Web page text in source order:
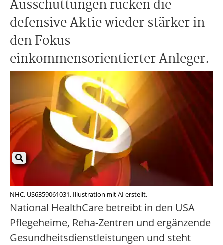
Ausschüttungen rücken die
defensive Aktie wieder stärker in
den Fokus
einkommensorientierter Anleger.
NHC, US6359061031, Illustration mit AI erstellt.
National HealthCare betreibt in den USA
Pflegeheime, Reha-Zentren und ergänzende
Gesundheitsdienstleistungen und steht